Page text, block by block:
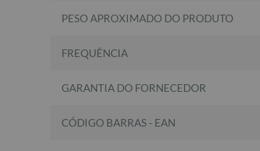
PESO APROXIMADO DO PRODUTO
FREQUÊNCIA
GARANTIA DO FORNECEDOR
CÓDIGO BARRAS - EAN